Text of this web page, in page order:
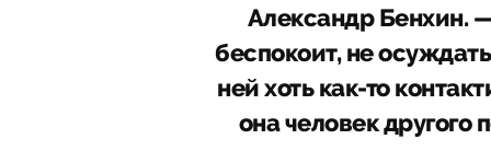
Александр Бенхин.
беспокоит, не
ней хоть как-то
она человек другого